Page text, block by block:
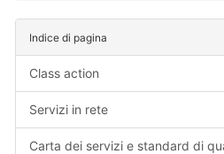
Indice di pagina
Class action
Servizi in rete
Carta dei servizi e standard di